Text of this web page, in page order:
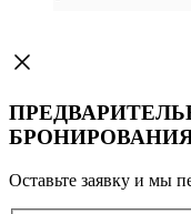
Оставьте заявку и мы